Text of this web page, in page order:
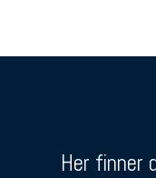
Her finner